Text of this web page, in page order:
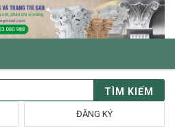
TÌM KIẾM
ĐĂNG KÝ